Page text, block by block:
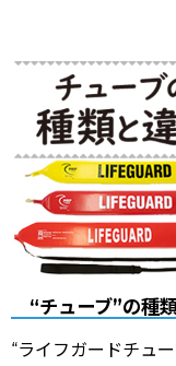
“チューブ”の種
“ライフガードチュ